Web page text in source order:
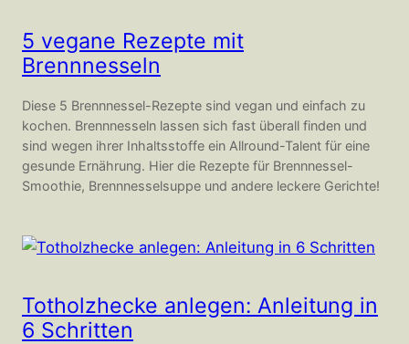
5 vegane Rezepte mit
Brennnesseln
Diese 5 Brennnessel-Rezepte sind vegan und einfach zu
kochen. Brennnesseln lassen sich fast überall finden und
sind wegen ihrer Inhaltsstoffe ein Allround-Talent für eine
gesunde Ernährung. Hier die Rezepte für Brennnessel-
Smoothie, Brennnesselsuppe und andere leckere Gerichte!
Totholzhecke anlegen: Anleitung in
6 Schritten